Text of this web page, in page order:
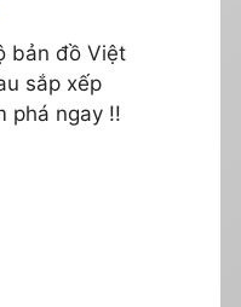
bản đồ Việt
sắp xếp
phá ngay !!